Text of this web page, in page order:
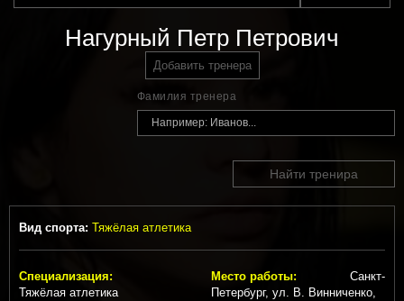
Нагурный Петр Петрович
Добавить тренера
Фамилия тренера
Найти тренира
Вид спорта: Тяжёлая атлетика
Специализация:
Тяжёлая атлетика
Место работы:
Санкт-
Петербург, ул. В. Винниченко,